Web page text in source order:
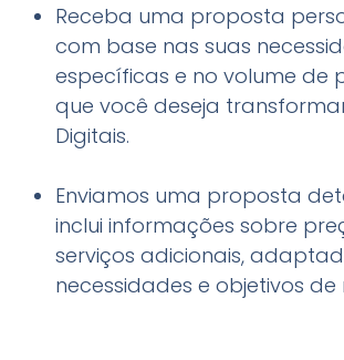
Receba uma proposta
com base nas suas
específicas e no volume de
que você deseja
Digitais.
Enviamos uma proposta
inclui informações sobre
serviços adicionais,
necessidades e objetivos de